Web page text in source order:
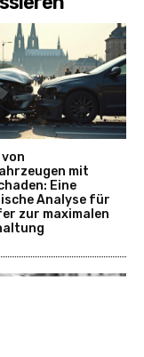
mit
Eine
Analyse für
zur maximalen